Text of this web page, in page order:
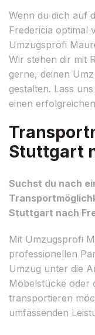
Wenn du dich auf
Fredericia optimal
Umzugsprofi
Wir stehen dir mit
gerne, deinen
gestalten. Lass
einen
Stuttgart
Suchst du nach
Stuttgart nach
Mit Umzugsprofi
professionellen
Umzug unter die
Möbelstücke oder
transportieren
umfassenden